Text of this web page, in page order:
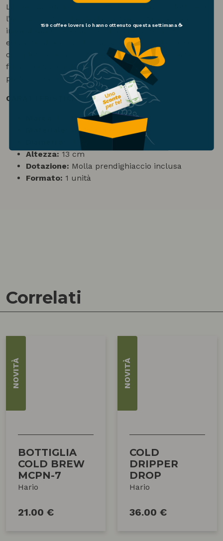
Le sue dimensioni compatte lo rendono perfetto per
l’uso domestico: facile da portare in tavola, non
ingombrante, ma capace di aggiungere un tocco
elegante al servizio. Un accessorio semplice ma
completo, che arricchisce il tuo rituale del caffè
freddo rendendolo ancora più piacevole e
professionale.
CARATTERISTICHE TECNICHE
Motta
Acciaio inox
11 cm
Altezza:13 cm
Dotazione: Molla prendighiaccio inclusa
Formato: 1 unità
Correlati
NOVITÀ
BOTTIGLIA
COLD BREW
MCPN-7
Hario
21.00 €
NOVITÀ
COLD
DRIPPER
DROP
Hario
36.00 €
159 coffee loverslo hanno ottenuto questa settimana ☕